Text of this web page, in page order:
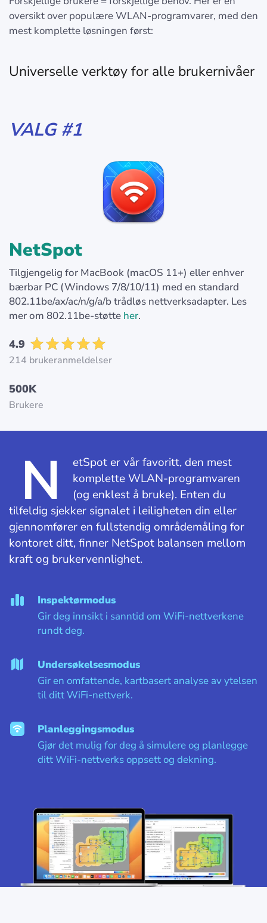
oversikt over populære WLAN-programvarer, med den
mest komplette løsningen først:
Universelle verktøy for alle brukernivåer
VALG #1
NetSpot
Tilgjengelig for MacBook (macOS 11+) eller enhver
bærbar PC (Windows 7/8/10/11) med en standard
802.11be/ax/ac/n/g/a/b trådløs nettverksadapter. Les
mer om 802.11be-støtte her.
4.9
214 brukeranmeldelser
500K
Brukere
N
etSpot er vår favoritt, den mest
komplette WLAN-programvaren
(og enklest å bruke). Enten du
tilfeldig sjekker signalet i leiligheten din eller
gjennomfører en fullstendig områdemåling for
kontoret ditt, finner NetSpot balansen mellom
kraft og brukervennlighet.
Inspektørmodus
Gir deg innsikt i sanntid om WiFi-nettverkene
rundt deg.
Undersøkelsesmodus
Gir en omfattende, kartbasert analyse av ytelsen
til ditt WiFi-nettverk.
Planleggingsmodus
Gjør det mulig for deg å simulere og planlegge
ditt WiFi-nettverks oppsett og dekning.